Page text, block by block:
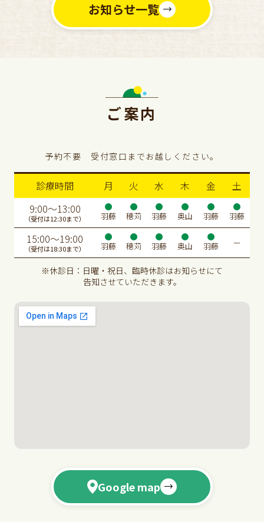
院長学会参加のため5月22日が塩澤先生、23日は久富木
先生の代診となります。
お知らせ一覧
ご案内
予約不要 受付窓口までお越しください。
診療時間 月 火 水 木 金
土
9:00〜13:00
（受付は12:30まで） 羽藤 穂苅 羽藤 奥山 羽藤 羽藤
15:00〜19:00
（受付は18:30まで） 羽藤 穂苅 羽藤 奥山 羽藤 ー
※休診日：日曜・祝日、臨時休診はお知らせにて
告知させていただきます。
Google map